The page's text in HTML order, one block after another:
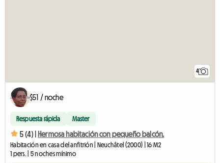
4
$51 / noche
Respuesta rápida Master
5 (4) | Hermosa habitación con pequeño balcón.
Habitación en casa del anfitrión | Neuchâtel (2000) | 16 M2
1 pers. | 5 noches mínimo